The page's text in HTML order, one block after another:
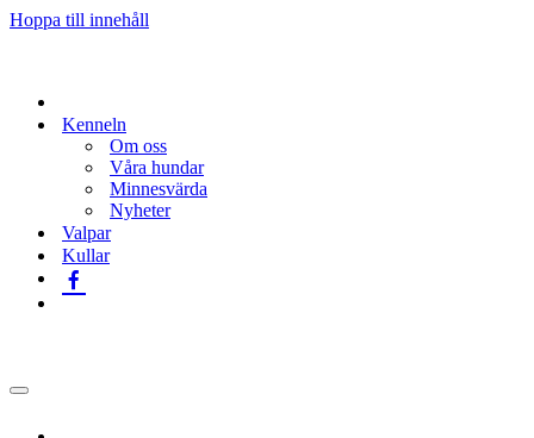
Hoppa till innehåll
Kenneln
Om oss
Våra hundar
Minnesvärda
Nyheter
Valpar
Kullar
Navigeringsmeny